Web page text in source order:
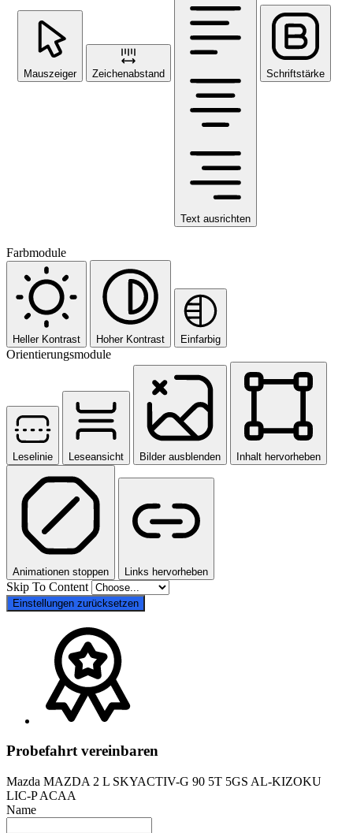
Mauszeiger Zeichenabstand
Text ausrichten
Schriftstärke
Farbmodule
Heller Kontrast Hoher Kontrast Einfarbig
Orientierungsmodule
Leselinie Leseansicht Bilder ausblenden Inhalt hervorheben
Animationen stoppen Links hervorheben
Skip To Content
Einstellungen zurücksetzen
Probefahrt vereinbaren
Mazda MAZDA 2 L SKYACTIV-G 90 5T 5GS AL-KIZOKU
LIC-P ACAA
Name